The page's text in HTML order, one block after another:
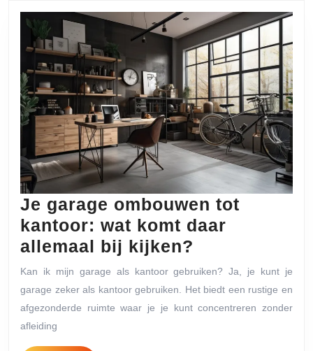
Je garage ombouwen tot
kantoor: wat komt daar
allemaal bij kijken?
garage
ombouwen
tot
Kan ik mijn garage als kantoor gebruiken? Ja, je kunt je
garage zeker als kantoor gebruiken. Het biedt een rustige en
afgezonderde ruimte waar je je kunt concentreren zonder
afleiding